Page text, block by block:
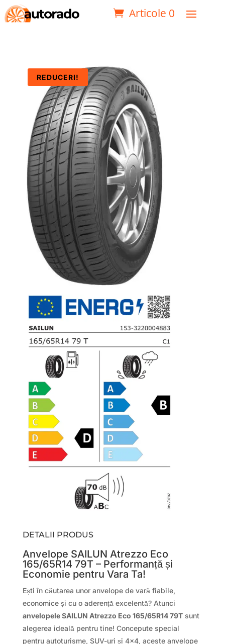
Articole 0
REDUCERI!
DETALII PRODUS
Anvelope SAILUN Atrezzo Eco
165/65R14 79T – Performanță și
Economie pentru Vara Ta!
Ești în căutarea unor anvelope de vară fiabile,
economice și cu o aderență excelentă? Atunci
anvelopele SAILUN Atrezzo Eco 165/65R14 79Tsunt
alegerea ideală pentru tine! Concepute special
pentru autoturisme, SUV-uri și 4×4, aceste anvelope